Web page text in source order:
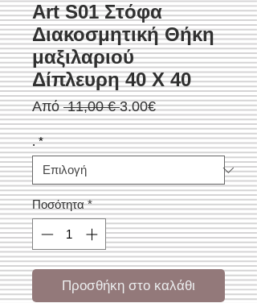
Art S01 Στόφα
Διακοσμητική Θήκη
μαξιλαριού
Δίπλευρη 40 X 40
Από 11,00 € Κανονική
τιμή
3.00€Τιμή
Έκπτωσης
. *
Ποσότητα *
Προσθήκη στο καλάθι